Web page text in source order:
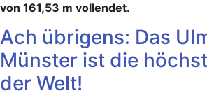
von 161,53 m vollendet.
Ach übrigens: Das
Münster ist die
der Welt!